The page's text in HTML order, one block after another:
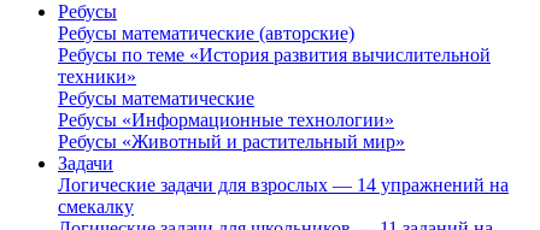
Ребусы
Ребусы математические (авторские)
Ребусы по теме «История развития вычислительной
техники»
Ребусы математические
Ребусы «Информационные технологии»
Ребусы «Животный и растительный мир»
Задачи
Логические задачи для взрослых — 14 упражнений на
смекалку